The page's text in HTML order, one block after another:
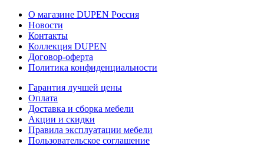
О магазине DUPEN Россия
Новости
Контакты
Коллекция DUPEN
Договор-оферта
Политика конфиденциальности
Гарантия лучшей цены
Оплата
Доставка и сборка мебели
Акции и скидки
Правила эксплуатации мебели
Пользовательское соглашение